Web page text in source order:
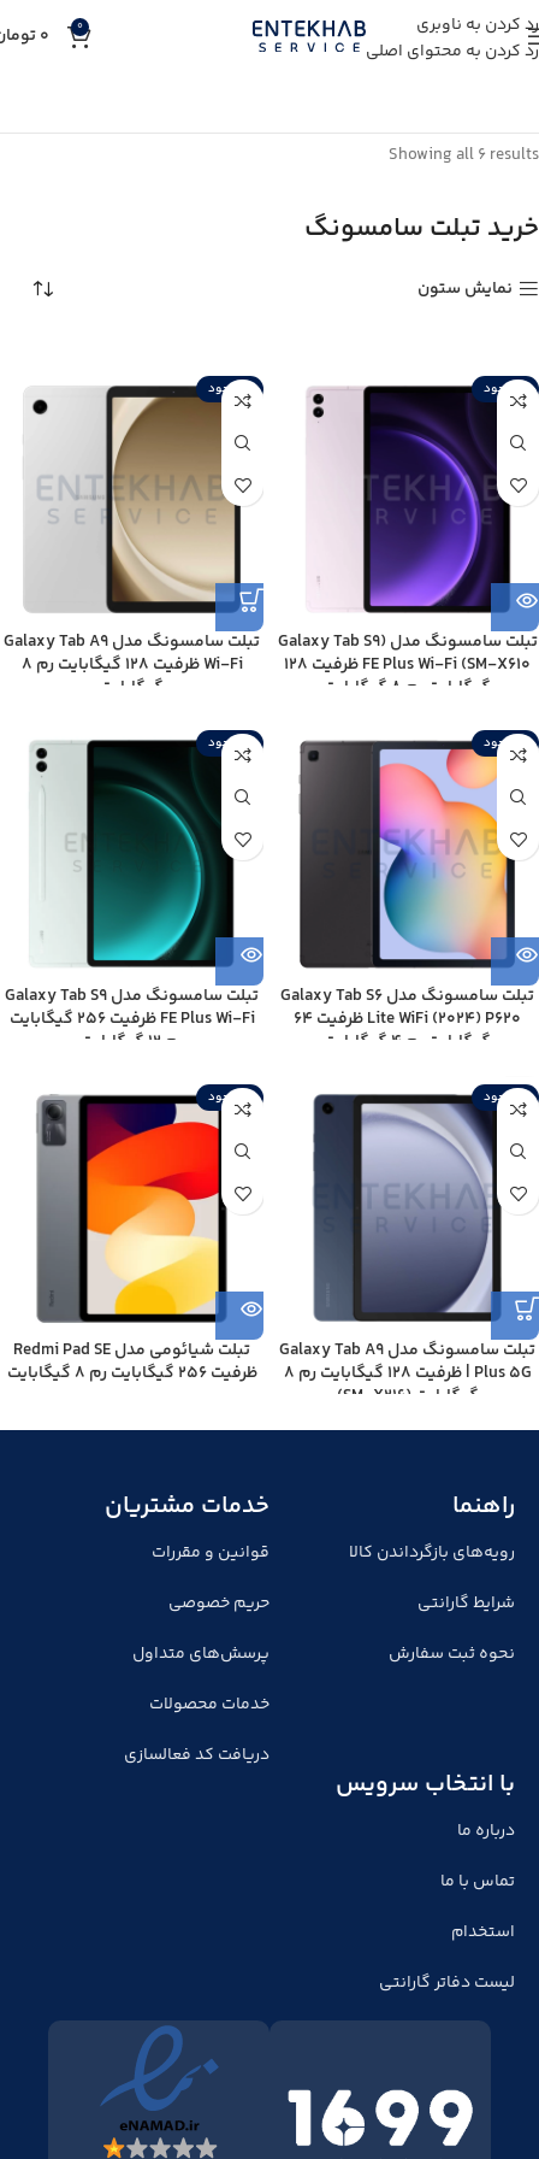
رد کردن به ناوبری
رد کردن به محتوای اصلی
0
0
Showing all 6 results
خرید تبلت سامسونگ
نمایش ستون
ناموجود
تبلت سامسونگ مدل (Galaxy Tab S9
FE Plus Wi-Fi (SM-X610 ظرفیت 128
گیگابایت رم 8 گیگابایت
ناموجود
تبلت سامسونگ مدل Galaxy Tab A9
Wi-Fi ظرفیت 128 گیگابایت رم 8
گیگابایت
ناموجود
تبلت سامسونگ مدل Galaxy Tab S6
Lite WiFi (2024) P620 ظرفیت 64
گیگابایت رم 4 گیگابایت
ناموجود
تبلت سامسونگ مدل Galaxy Tab S9
FE Plus Wi-Fi ظرفیت 256 گیگابایت
رم 12 گیگابایت
ناموجود
تبلت سامسونگ مدل Galaxy Tab A9
Plus 5G | ظرفیت 128 گیگابایت رم 8
گیگابایت (SM-X216)
ناموجود
تبلت شیائومی مدل Redmi Pad SE
ظرفیت 256 گیگابایت رم 8 گیگابایت
راهنما
رویه‌های بازگرداندن کالا
شرایط گارانتی
نحوه ثبت سفارش
خدمات مشتریان
قوانین و مقررات
حریم خصوصی
پرسش‌های متداول
خدمات محصولات
دریافت کد فعالسازی
با انتخاب سرویس
درباره ما
تماس با ما
استخدام
لیست دفاتر گارانتی